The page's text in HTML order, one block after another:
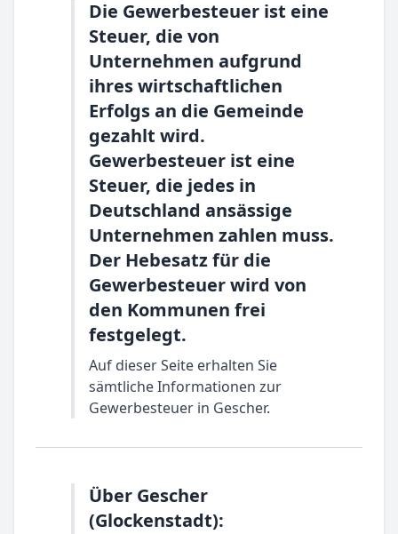
Die Gewerbesteuer ist eine
Steuer, die von
Unternehmen aufgrund
ihres wirtschaftlichen
Erfolgs an die Gemeinde
gezahlt wird.
Gewerbesteuer ist eine
Steuer, die jedes in
Deutschland ansässige
Unternehmen zahlen muss.
Der Hebesatz für die
Gewerbesteuer wird von
den Kommunen frei
festgelegt.
Auf dieser Seite erhalten Sie
sämtliche Informationen zur
Gewerbesteuer in Gescher.
Über Gescher
(Glockenstadt):